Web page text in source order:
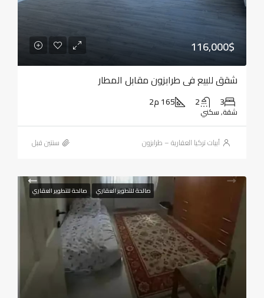
116,000$
شقق للبيع في طرابزون مقابل المطار
3
2 165 م2
شقة, سكني
أبيات تركيا العقارية – طرابزون ‏سنتين قبل
صالحة للتطوير العقاري صالحة للتطوير العقاري